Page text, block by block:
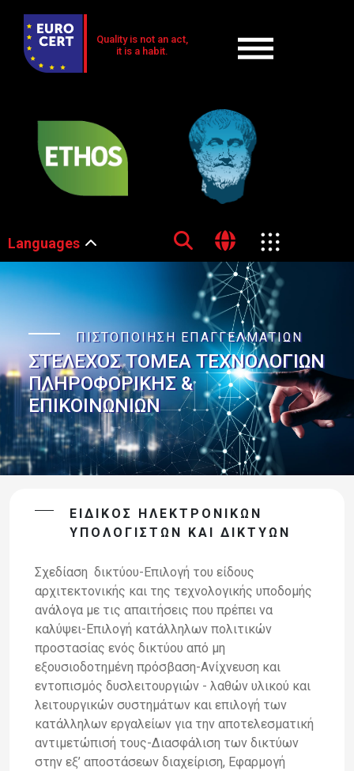
Quality is not an act,
it is a habit.
Languages
ΠΙΣΤΟΠΟΙΗΣΗ ΕΠΑΓΓΕΛΜΑΤΙΩΝ
ΣΤΈΛΕΧΟΣ ΤΟΜΈΑ ΤΕΧΝΟΛΟΓΙΏΝ
ΠΛΗΡΟΦΟΡΙΚΉΣ &
ΕΠΙΚΟΙΝΩΝΙΏΝ
ΕΙΔΙΚΌΣ ΗΛΕΚΤΡΟΝΙΚΏΝ
ΥΠΟΛΟΓΙΣΤΏΝ ΚΑΙ ΔΙΚΤΎΩΝ
Σχεδίαση δικτύου-Επιλογή του είδους
αρχιτεκτονικής και της τεχνολογικής υποδομής
ανάλογα με τις απαιτήσεις που πρέπει να
καλύψει-Επιλογή κατάλληλων πολιτικών
προστασίας ενός δικτύου από μη
εξουσιοδοτημένη πρόσβαση-Ανίχνευση και
εντοπισμός δυσλειτουργιών - λαθών υλικού και
λειτουργικών συστημάτων και επιλογή των
κατάλληλων εργαλείων για την αποτελεσματική
αντιμετώπισή τους-Διασφάλιση των δικτύων
στην εξ’ αποστάσεων διαχείριση, Εφαρμογή